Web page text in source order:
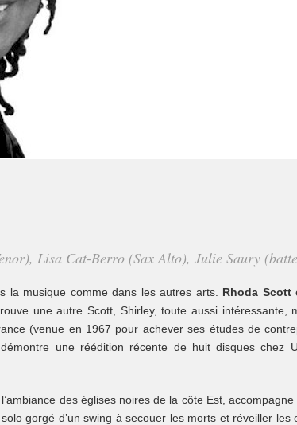
Lisa Cat-Berro (Sax Alto), Julie Saury
la musique comme dans les autres arts. Rhoda Scott
une autre Scott, Shirley, toute aussi intéressante,
(venue en 1967 pour achever ses études de
une réédition récente de huit disques chez
des églises noires de la côte Est,
gorgé d’un swing à secouer les morts et réveiller les